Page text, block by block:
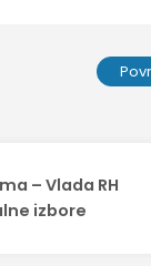
– Vlada RH
izbore